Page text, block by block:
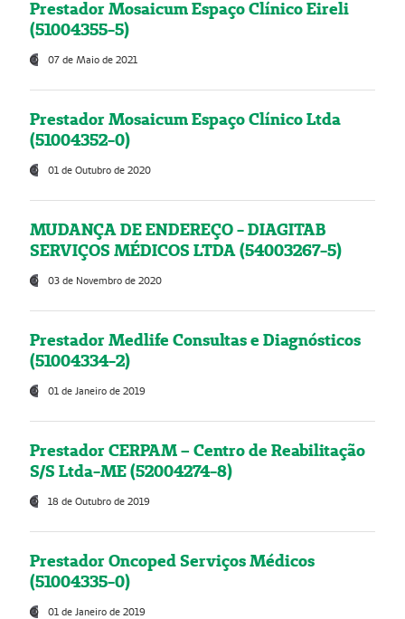
Prestador Mosaicum Espaço Clínico Eireli
(51004355-5)
07 de Maio de 2021
Prestador Mosaicum Espaço Clínico Ltda
(51004352-0)
01 de Outubro de 2020
MUDANÇA DE ENDEREÇO - DIAGITAB
SERVIÇOS MÉDICOS LTDA (54003267-5)
03 de Novembro de 2020
Prestador Medlife Consultas e Diagnósticos
(51004334-2)
01 de Janeiro de 2019
Prestador CERPAM – Centro de Reabilitação
S/S Ltda-ME (52004274-8)
18 de Outubro de 2019
Prestador Oncoped Serviços Médicos
(51004335-0)
01 de Janeiro de 2019